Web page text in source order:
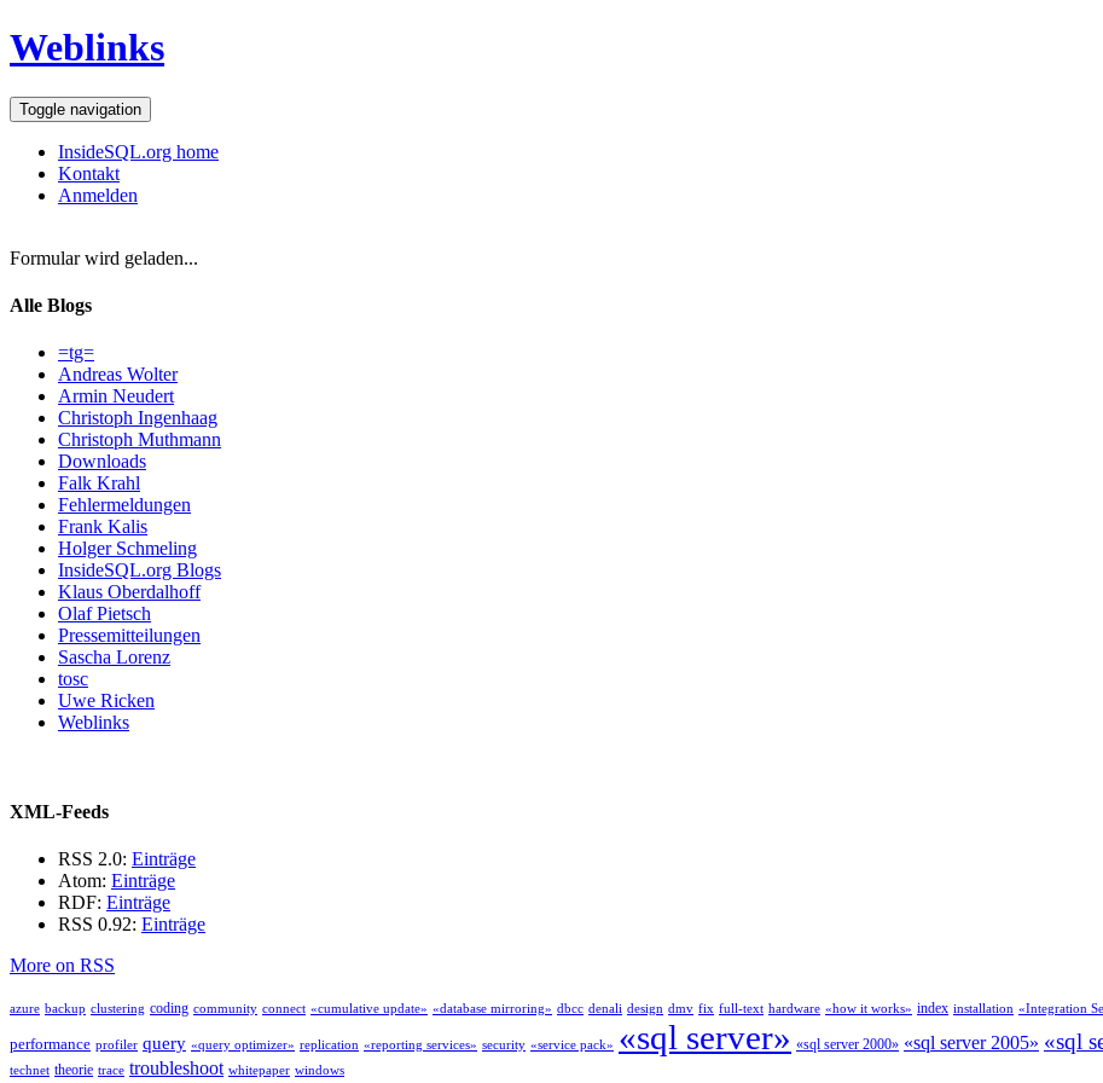
Weblinks
Toggle navigation
InsideSQL.org home
Kontakt
Anmelden
Formular wird geladen...
Alle Blogs
=tg=
Andreas Wolter
Armin Neudert
Christoph Ingenhaag
Christoph Muthmann
Downloads
Falk Krahl
Fehlermeldungen
Frank Kalis
Holger Schmeling
InsideSQL.org Blogs
Klaus Oberdalhoff
Olaf Pietsch
Pressemitteilungen
Sascha Lorenz
tosc
Uwe Ricken
Weblinks
XML-Feeds
RSS 2.0: Einträge
Atom: Einträge
RDF: Einträge
RSS 0.92: Einträge
More on RSS
azure backup clustering coding community connect «cumulative update» «database mirroring» dbcc denali design dmv fix full-text hardware «how it works» index installation «Integration
performance profiler query «query optimizer» replication «reporting services» security «service pack» «sql server» «sql server 2000» «sql server 2005» «sql
technet theorie trace troubleshoot whitepaper windows